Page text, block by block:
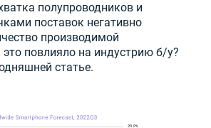
полупроводников и
поставок негативно
производимой
повлияло на индустрию б/у?
статье.